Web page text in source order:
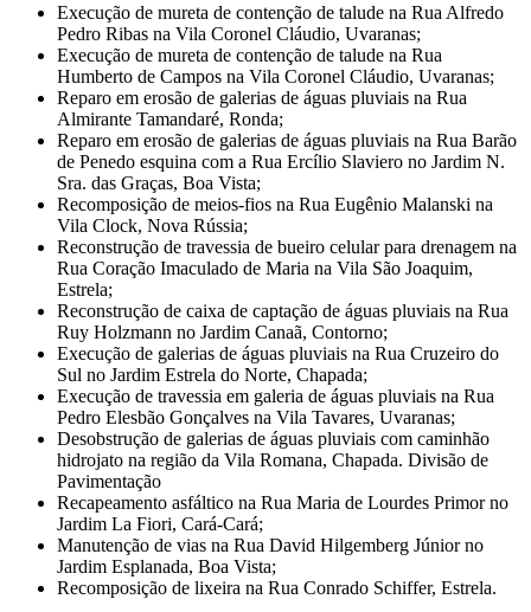
Execução de mureta de contenção de talude na Rua Alfredo
Pedro Ribas na Vila Coronel Cláudio, Uvaranas;
Execução de mureta de contenção de talude na Rua
Humberto de Campos na Vila Coronel Cláudio, Uvaranas;
Reparo em erosão de galerias de águas pluviais na Rua
Almirante Tamandaré, Ronda;
Reparo em erosão de galerias de águas pluviais na Rua Barão
de Penedo esquina com a Rua Ercílio Slaviero no Jardim N.
Sra. das Graças, Boa Vista;
Recomposição de meios-fios na Rua Eugênio Malanski na
Vila Clock, Nova Rússia;
Reconstrução de travessia de bueiro celular para drenagem na
Rua Coração Imaculado de Maria na Vila São Joaquim,
Estrela;
Reconstrução de caixa de captação de águas pluviais na Rua
Ruy Holzmann no Jardim Canaã, Contorno;
Execução de galerias de águas pluviais na Rua Cruzeiro do
Sul no Jardim Estrela do Norte, Chapada;
Execução de travessia em galeria de águas pluviais na Rua
Pedro Elesbão Gonçalves na Vila Tavares, Uvaranas;
Desobstrução de galerias de águas pluviais com caminhão
hidrojato na região da Vila Romana, Chapada. Divisão de
Pavimentação
Recapeamento asfáltico na Rua Maria de Lourdes Primor no
Jardim La Fiori, Cará-Cará;
Manutenção de vias na Rua David Hilgemberg Júnior no
Jardim Esplanada, Boa Vista;
Recomposição de lixeira na Rua Conrado Schiffer, Estrela.